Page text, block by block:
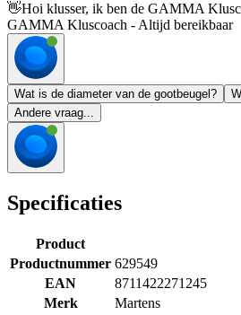
👋Hoi klusser, ik ben de GAMMA
GAMMA Kluscoach - Altijd bereikbaar
Wat is de diameter van de gootbeugel?
Andere vraag...
Specificaties
Product
Productnummer 629549
EAN
8711422271245
Merk
Martens